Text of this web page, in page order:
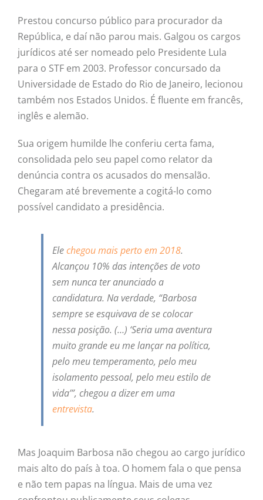
Prestou concurso público para procurador da
República, e daí não parou mais. Galgou os cargos
jurídicos até ser nomeado pelo Presidente Lula
para o STF em 2003. Professor concursado da
Universidade de Estado do Rio de Janeiro, lecionou
também nos Estados Unidos. É fluente em francês,
inglês e alemão.
Sua origem humilde lhe conferiu certa fama,
consolidada pelo seu papel como relator da
denúncia contra os acusados do mensalão.
Chegaram até brevemente a cogitá-lo como
possível candidato a presidência.
Elechegou mais perto em 2018.
Alcançou 10% das intenções de voto
sem nunca ter anunciado a
candidatura. Na verdade, “Barbosa
sempre se esquivava de se colocar
nessa posição. (…) ‘Seria uma aventura
muito grande eu me lançar na política,
pelo meu temperamento, pelo meu
isolamento pessoal, pelo meu estilo de
vida’”, chegou a dizer em uma
entrevista.
Mas Joaquim Barbosa não chegou ao cargo jurídico
mais alto do país à toa. O homem fala o que pensa
e não tem papas na língua. Mais de uma vez